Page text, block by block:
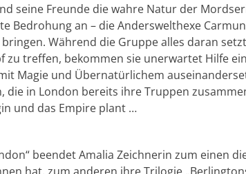
seine Freunde die wahre Natur der
Bedrohung an – die Anderswelthexe
Während die Gruppe alles daran
zu treffen, bekommen sie unerwartet Hilfe
Magie und Übernatürlichem
die in London bereits ihre Truppen
und das Empire plant …
beendet Amalia Zeichnerin zum einen